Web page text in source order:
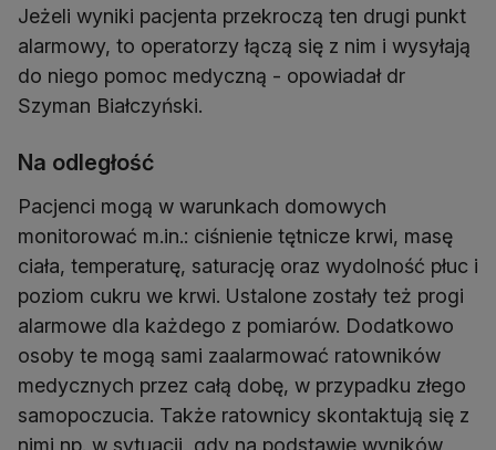
Jeżeli wyniki pacjenta przekroczą ten drugi punkt
alarmowy, to operatorzy łączą się z nim i wysyłają
do niego pomoc medyczną - opowiadał dr
Szyman Białczyński.
Na odległość
Pacjenci mogą w warunkach domowych
monitorować m.in.: ciśnienie tętnicze krwi, masę
ciała, temperaturę, saturację oraz wydolność płuc i
poziom cukru we krwi. Ustalone zostały też progi
alarmowe dla każdego z pomiarów. Dodatkowo
osoby te mogą sami zaalarmować ratowników
medycznych przez całą dobę, w przypadku złego
samopoczucia. Także ratownicy skontaktują się z
nimi np. w sytuacji, gdy na podstawie wyników